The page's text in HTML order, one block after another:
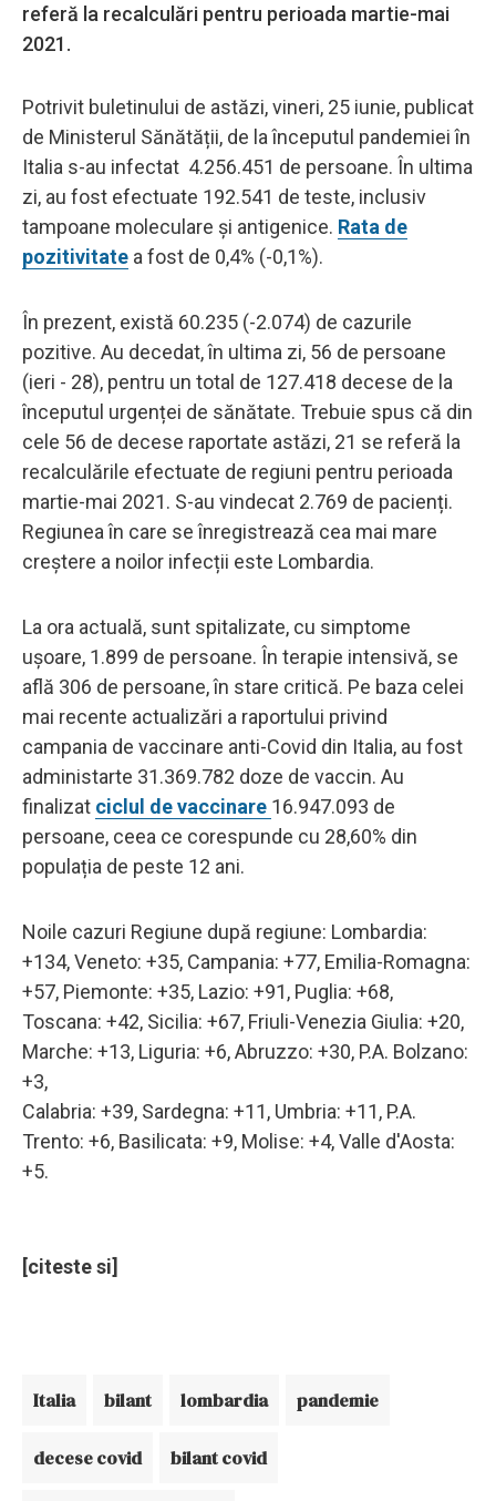
referă la recalculări pentru perioada martie-mai
2021.
Potrivit buletinului de astăzi, vineri, 25 iunie, publicat
de Ministerul Sănătății, de la începutul pandemiei în
Italia s-au infectat 4.256.451 de persoane. În ultima
zi, au fost efectuate 192.541 de teste, inclusiv
tampoane moleculare și antigenice. Rata de
pozitivitate a fost de 0,4% (-0,1%).
În prezent, există 60.235 (-2.074) de cazurile
pozitive. Au decedat, în ultima zi, 56 de persoane
(ieri - 28), pentru un total de 127.418 decese de la
începutul urgenței de sănătate. Trebuie spus că din
cele 56 de decese raportate astăzi, 21 se referă la
recalculările efectuate de regiuni pentru perioada
martie-mai 2021. S-au vindecat 2.769 de pacienți.
Regiunea în care se înregistrează cea mai mare
creștere a noilor infecții este Lombardia.
La ora actuală, sunt spitalizate, cu simptome
ușoare, 1.899 de persoane. În terapie intensivă, se
află 306 de persoane, în stare critică. Pe baza celei
mai recente actualizări a raportului privind
campania de vaccinare anti-Covid din Italia, au fost
administarte 31.369.782 doze de vaccin. Au
finalizat ciclul de vaccinare 16.947.093 de
persoane, ceea ce corespunde cu 28,60% din
populația de peste 12 ani.
Noile cazuri Regiune după regiune: Lombardia:
+134, Veneto: +35, Campania: +77, Emilia-Romagna:
+57, Piemonte: +35, Lazio: +91, Puglia: +68,
Toscana: +42, Sicilia: +67, Friuli-Venezia Giulia: +20,
Marche: +13, Liguria: +6, Abruzzo: +30, P.A. Bolzano:
+3,
Calabria: +39, Sardegna: +11, Umbria: +11, P.A.
Trento: +6, Basilicata: +9, Molise: +4, Valle d'Aosta:
+5.
[citeste si]
Italia bilant lombardia pandemie
decese covid bilant covid